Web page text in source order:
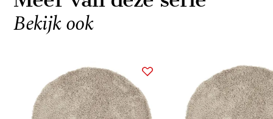
Bekijk ook